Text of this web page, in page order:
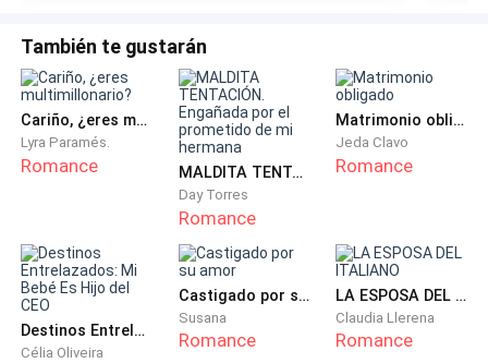
—¿No tienes nada mejor que decirme? Eso ya lo sé, no
tienes que repetirlo siempre.
Desvío la mirada sin saber qué responderle. En mis
intentos de ser dulce con ella, siempre me cohibe su
—Te recuerdo que tenemos una cena con nuestras
padres esta noche. Llega puntual y usa el traje que te
dejé sobre la cómoda.
También te gustarán
Cariño, ¿eres multimillonario?
Lyra Paramés.
Romance MALDITA TENTACIÓN. Engañada por el prometido de mi hermana
Day Torres
Romance
Matrimonio obligado
Jeda Clavo
Romance
Destinos Entrelazados: Mi Bebé Es Hijo del CEO
Célia Oliveira
Castigado por su amor
Susana
Romance
LA ESPOSA DEL ITALIANO
Claudia Llerena
Romance